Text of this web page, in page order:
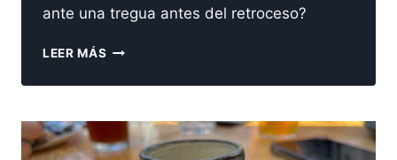
ante una tregua antes del retroceso?
LEER MÁS REVOLUCIÓN
PLACER